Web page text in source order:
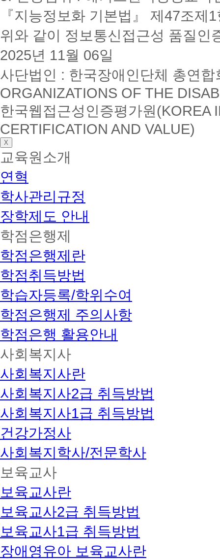
『지능정보화 기본법』 제47조
위와 같이 정보통신접근성 품질인
2025년 11월 06일
사단법인 : 한국장애인단체 총연
ORGANIZATIONS OF THE
한국웹접근성인증평가원(KOREA
CERTIFICATION AND VALUE)
X
교육원소개
연혁
학사관리규정
장학제도 안내
학점은행제
학점은행제란
학점취득방법
학습자등록/학위수여
학점은행제 주의사항
학점은행 활용안내
사회복지사
사회복지사란
사회복지사2급 취득방법
사회복지사1급 취득방법
건강가정사
사회복지학사/전문학사
보육교사
보육교사란
보육교사2급 취득방법
보육교사1급 취득방법
장애영유아 보육교사란